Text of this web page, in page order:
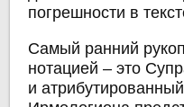
погрешности в
Самый ранний
нотацией – это
и